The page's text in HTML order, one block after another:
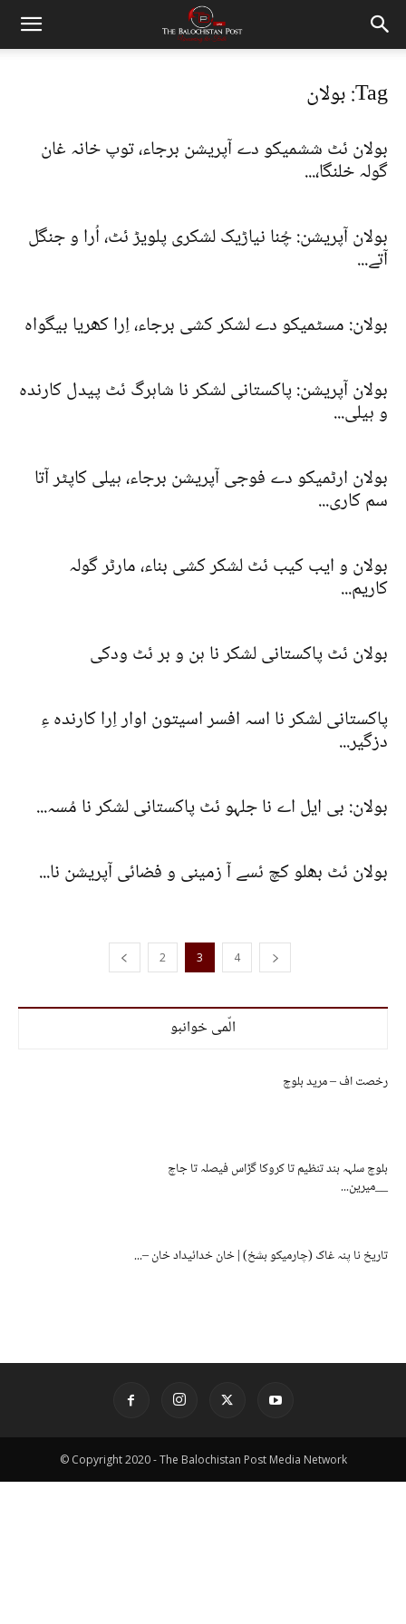
Tag: بولان
بولان ئٹ ششمیکو دے آپریشن برجاء، توپ خانہ غان
گولہ خلنگا،...
بولان آپریشن: چُنا نیاڑیک لشکری پلویڑ ئٹ، اُرا و جنگل
آتے...
بولان: مسٹمیکو دے لشکر کشی برجاء، اِرا کھریا بیگواہ
بولان آپریشن: پاکستانی لشکر نا شاہرگ ئٹ پیدل کارندہ
و ہیلی...
بولان ارٹمیکو دے فوجی آپریشن برجاء، ہیلی کاپٹر آتا
سم کاری...
بولان و ایب کیب ئٹ لشکر کشی بناء، مارٹر گولہ
کاریم...
بولان ئٹ پاکستانی لشکر نا ہن و بر ئٹ ودکی
پاکستانی لشکر نا اسہ افسر اسیتون اوار اِرا کارندہ ءِ
دزگیر...
بولان: بی ایل اے نا جلہو ئٹ پاکستانی لشکر نا مُسہ...
بولان ئٹ بھلو کچ ئسے آ زمینی و فضائی آپریشن نا...
2 3 4
الّمی خوانبو
رخصت اف – مرید بلوچ
بلوچ سلہہ بند تنظیم تا کروکا گڑاس فیصلہ تا جاچ
__میرین...
تاریخ نا پنہ غاک (چارمیکو بشخ) | خان خدائیداد خان –...
© Copyright 2020 - The Balochistan Post Media Network